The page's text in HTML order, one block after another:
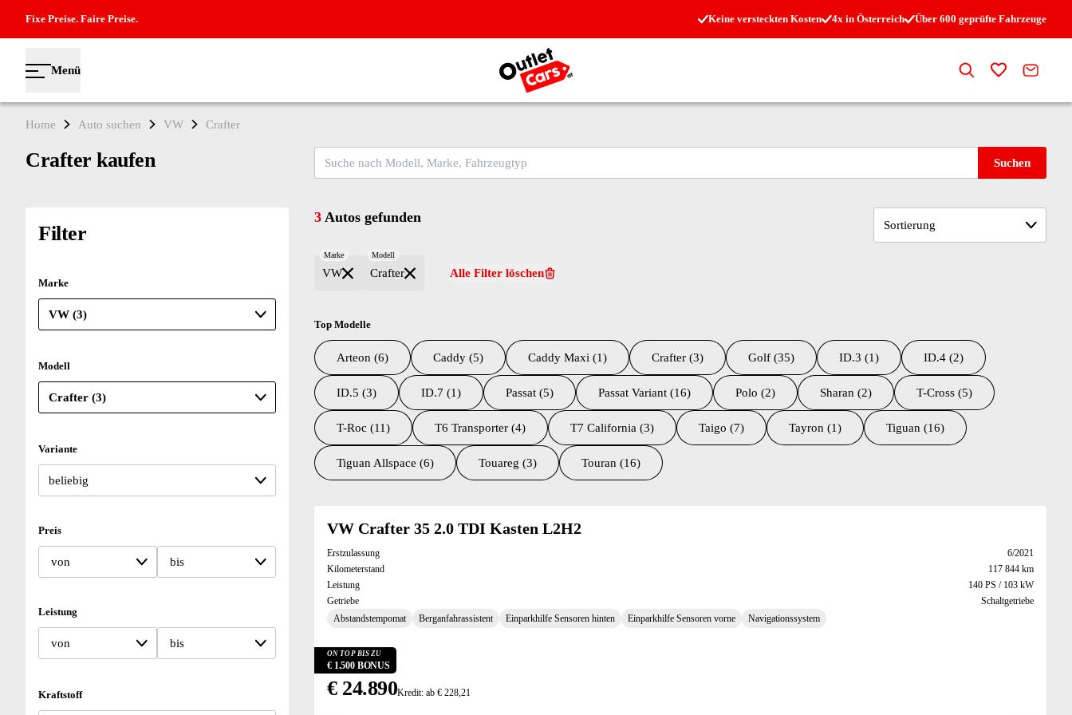
Fixe Preise. Faire Preise. Keine versteckten Kosten 4x in Österreich Über 600 geprüfte Fahrzeuge
Menü
Zur Startseite
SucheZur
Home Auto suchen VW Crafter
Crafter kaufen Suchen
Filter
Marke
Modell
Variante
Preis
von bis
Leistung
von bis
Kraftstoff
3 Autos gefunden
VW
Marke
Crafter
Modell
Alle Filter löschen
Top Modelle
Arteon (6) Caddy (5) Caddy Maxi (1) Crafter (3) Golf (35) ID.3 (1) ID.4 (2)
ID.5 (3) ID.7 (1) Passat (5) Passat Variant (16) Polo (2) Sharan (2) T-Cross (5)
T-Roc (11) T6 Transporter (4) T7 California (3) Taigo (7) Tayron (1) Tiguan (16)
Tiguan Allspace (6) Touareg (3) Touran (16)
VW Crafter 35 2.0 TDI Kasten L2H2
Erstzulassung
6/2021
Kilometerstand
117 844 km
Leistung
140 PS / 103 kW
Getriebe
Schaltgetriebe
Abstandstempomat
Berganfahrassistent Einparkhilfe Sensoren hinten Einparkhilfe Sensoren vorne Navigationssystem
ON TOP BIS ZU
€ 1.500 BONUS
€ 24.890Kredit: ab € 228,21